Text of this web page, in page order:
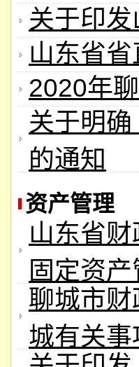
关于印
山东省
2020年
关于明
的通知
资产管理
山东省
固定资
聊城市
城有关事